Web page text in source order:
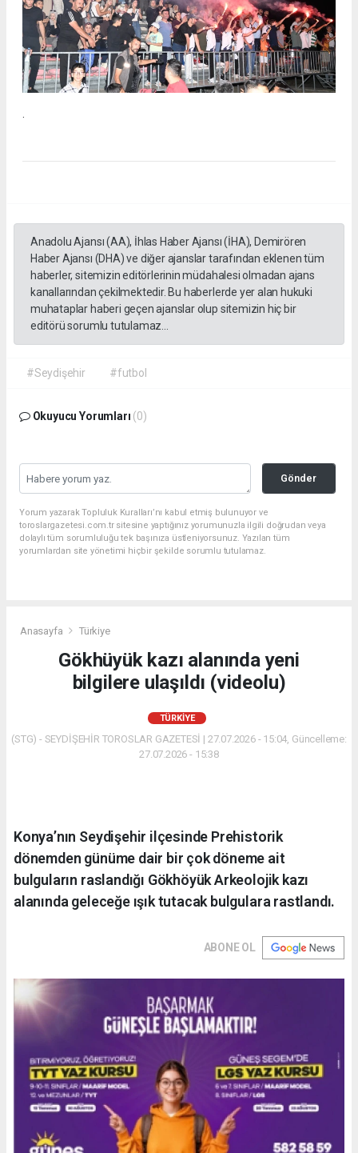
Anadolu Ajansı (AA), İhlas Haber Ajansı (İHA), Demirören
Haber Ajansı (DHA) ve diğer ajanslar tarafından eklenen tüm
haberler, sitemizin editörlerinin müdahalesi olmadan ajans
kanallarından çekilmektedir. Bu haberlerde yer alan hukuki
muhataplar haberi geçen ajanslar olup sitemizin hiç bir
editörü sorumlu tutulamaz...
#Seydişehir #futbol
Okuyucu Yorumları (0)
Gönder
Yorum yazarak Topluluk Kuralları’nı kabul etmiş bulunuyor ve
toroslargazetesi.com.tr sitesine yaptığınız yorumunuzla ilgili doğrudan veya
dolaylı tüm sorumluluğu tek başınıza üstleniyorsunuz. Yazılan tüm
yorumlardan site yönetimi hiçbir şekilde sorumlu tutulamaz.
Anasayfa Türkiye
Gökhüyük kazı alanında yeni
bilgilere ulaşıldı (videolu)
TÜRKIYE
(STG) - SEYDİŞEHİR TOROSLAR GAZETESİ | 27.07.2026 - 15:04, Güncelleme:
27.07.2026 - 15:38
Konya’nın Seydişehir ilçesinde Prehistorik
dönemden günüme dair bir çok döneme ait
bulguların raslandığı Gökhöyük Arkeolojik kazı
alanında geleceğe ışık tutacak bulgulara rastlandı.
ABONE OL